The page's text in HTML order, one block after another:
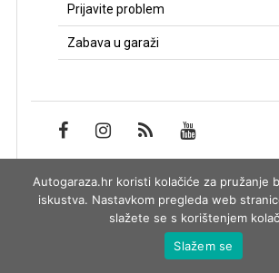
Prijavite problem
Zabava u garaži
Impressum
Autogaraza.hr koristi kolačiće za pružanje
iskustva. Nastavkom pregleda web
slažete se s korištenjem
Slažem se